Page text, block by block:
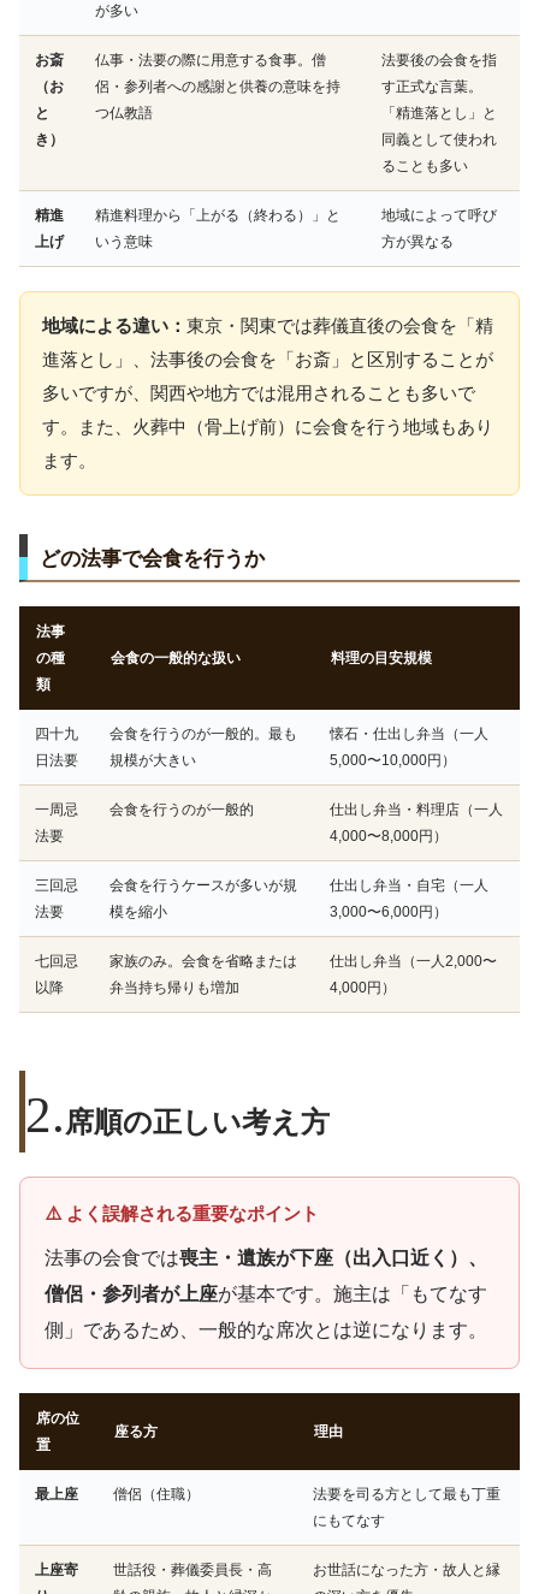
が多い
お斎
（お
と
き）
仏事・法要の際に用意する食事。僧
侶・参列者への感謝と供養の意味を持
つ仏教語
法要後の会食を指
す正式な言葉。
「精進落とし」と
同義として使われ
ることも多い
精進
上げ
精進料理から「上がる（終わる）」と
いう意味
地域によって呼び
方が異なる
地域による違い： 東京・関東では葬儀直後の会食を「精
進落とし」、法事後の会食を「お斎」と区別することが
多いですが、関西や地方では混用されることも多いで
す。また、火葬中（骨上げ前）に会食を行う地域もあり
ます。
どの法事で会食を行うか
法事
の種
類
会食の一般的な扱い 料理の目安規模
四十九
日法要
会食を行うのが一般的。最も
規模が大きい
懐石・仕出し弁当（一人
5,000〜10,000円）
一周忌
法要
会食を行うのが一般的
仕出し弁当・料理店（一人
4,000〜8,000円）
三回忌
法要
会食を行うケースが多いが規
模を縮小
仕出し弁当・自宅（一人
3,000〜6,000円）
七回忌
以降
家族のみ。会食を省略または
弁当持ち帰りも増加
仕出し弁当（一人2,000〜
4,000円）
席順の正しい考え方
⚠️ よく誤解される重要なポイント
法事の会食では喪主・遺族が下座（出入口近く）、
僧侶・参列者が上座が基本です。施主は「もてなす
側」であるため、一般的な席次とは逆になります。
席の位
置
座る方 理由
最上座 僧侶（住職）
法要を司る方として最も丁重
にもてなす
上座寄
世話役・葬儀委員長・高
お世話になった方・故人と縁